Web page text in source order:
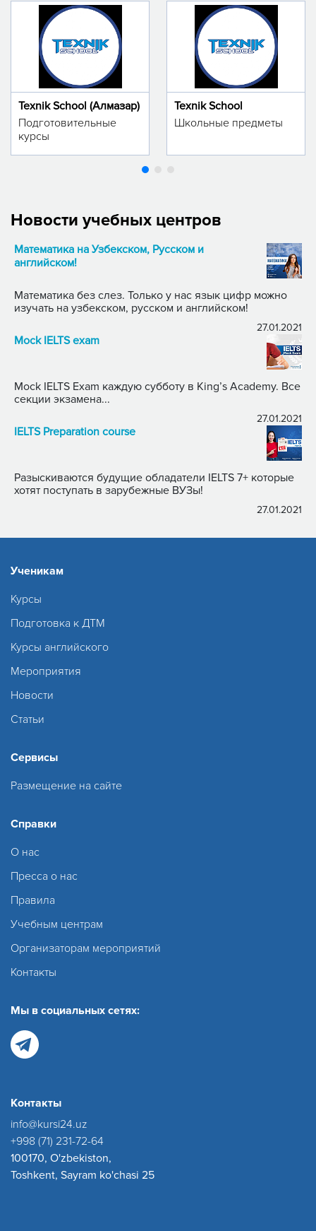
Texnik School (Алмазар)
Подготовительные
курсы
Texnik School
Школьные предметы
Новости учебных центров
Математика на Узбекском, Русском и
английском!
Математика без слез. Только у нас язык цифр можно
изучать на узбекском, русском и английском!
27.01.2021
Mock IELTS exam
Mock IELTS Exam каждую субботу в King’s Academy. Все
секции экзамена...
27.01.2021
IELTS Preparation course
Разыскиваются будущие обладатели IELTS 7+ которые
хотят поступать в зарубежные ВУЗы!
27.01.2021
Ученикам
Курсы
Подготовка к ДТМ
Курсы английского
Мероприятия
Новости
Статьи
Сервисы
Размещение на сайте
Справки
О нас
Пресса о нас
Правила
Учебным центрам
Организаторам мероприятий
Контакты
Мы в социальных сетях:
Контакты
info@kursi24.uz
+998 (71) 231-72-64
100170, O'zbekiston,
Toshkent, Sayram ko'chasi 25